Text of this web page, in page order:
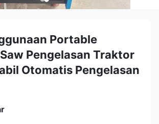
Portable
Pengelasan Traktor
Otomatis Pengelasan